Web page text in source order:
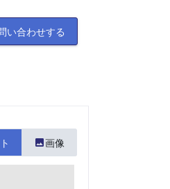
い合わせする
画像